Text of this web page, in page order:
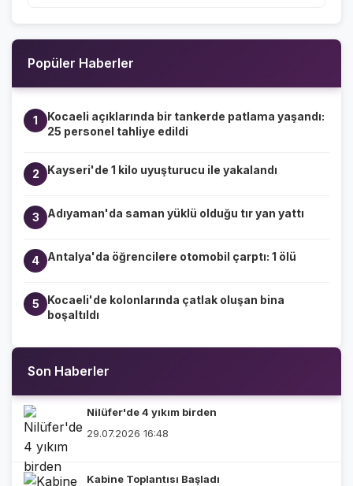
Popüler Haberler
1
Kocaeli açıklarında bir tankerde patlama yaşandı:
25 personel tahliye edildi
2 Kayseri'de 1 kilo uyuşturucu ile yakalandı
3 Adıyaman'da saman yüklü olduğu tır yan yattı
4 Antalya'da öğrencilere otomobil çarptı: 1 ölü
5
Kocaeli'de kolonlarında çatlak oluşan bina
boşaltıldı
Son Haberler
Nilüfer'de 4 yıkım birden
29.07.2026 16:48
Kabine Toplantısı Başladı